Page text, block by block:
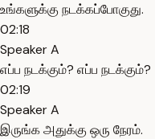
உங்களுக்கு நடக்கப்போகுது.
02:18
Speaker A
எப்ப நடக்கும்? எப்ப நடக்கும்?
02:19
Speaker A
இருங்க அதுக்கு ஒரு நேரம்.